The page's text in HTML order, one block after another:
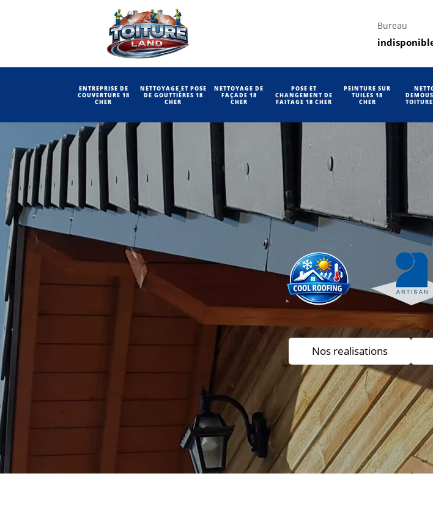
Bureau
ENTREPRISE DE
COUVERTURE 18
CHER
NETTOYAGE ET POSE
DE GOUTTIÈRES 18
CHER
NETTOYAGE DE
FAÇADE 18
CHER
POSE ET
CHANGEMENT DE
FAITAGE 18 CHER
PEINTURE SUR
TUILES 18
CHER
Nos realisations